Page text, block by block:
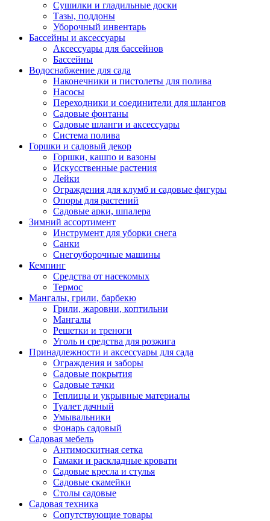
Сушилки и гладильные доски
Тазы, поддоны
Уборочный инвентарь
Бассейны и аксессуары
Аксессуары для бассейнов
Бассейны
Водоснабжение для сада
Наконечники и пистолеты для полива
Насосы
Переходники и соединители для шлангов
Садовые фонтаны
Садовые шланги и аксессуары
Система полива
Горшки и садовый декор
Горшки, кашпо и вазоны
Искусственные растения
Лейки
Ограждения для клумб и садовые фигуры
Опоры для растений
Садовые арки, шпалера
Зимний ассортимент
Инструмент для уборки снега
Санки
Снегоуборочные машины
Кемпинг
Средства от насекомых
Термос
Мангалы, грили, барбекю
Грили, жаровни, коптильни
Мангалы
Решетки и треноги
Уголь и средства для розжига
Принадлежности и аксессуары для сада
Ограждения и заборы
Садовые покрытия
Садовые тачки
Теплицы и укрывные материалы
Туалет дачный
Умывальники
Фонарь садовый
Садовая мебель
Антимоскитная сетка
Гамаки и раскладные кровати
Садовые кресла и стулья
Садовые скамейки
Столы садовые
Садовая техника
Сопутствующие товары